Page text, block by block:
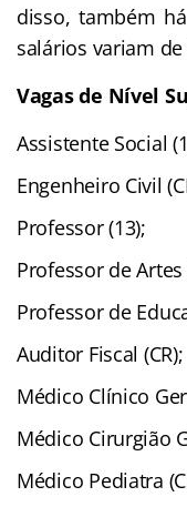
disso, também
salários variam de
Vagas de Nível
Assistente Social
Engenheiro Civil
Professor (13);
Professor de Artes
Professor de
Auditor Fiscal (CR);
Médico Clínico
Médico Cirurgião
Médico Pediatra